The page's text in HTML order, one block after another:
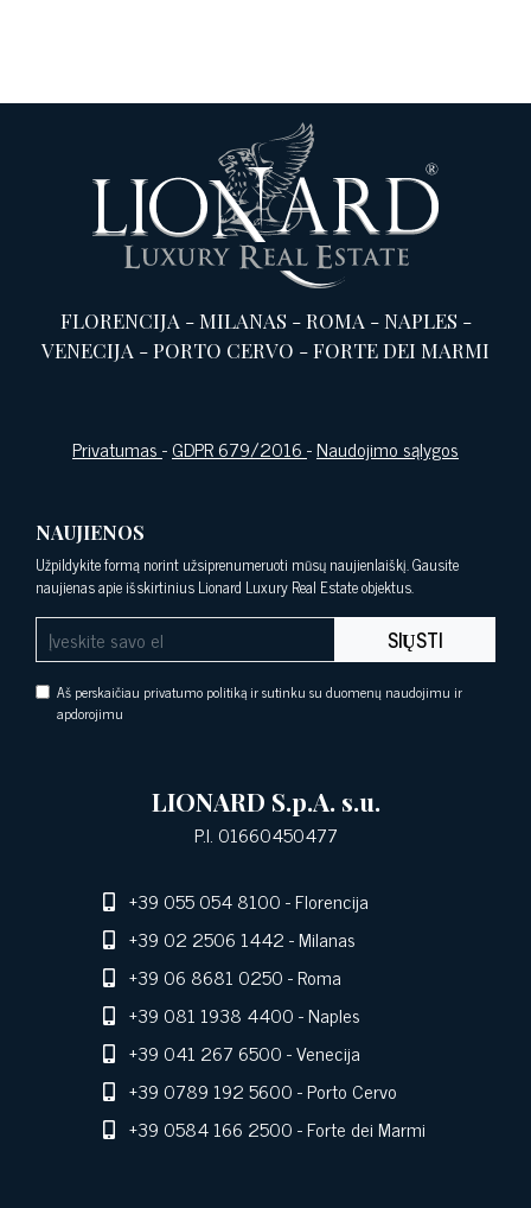
FLORENCIJA -MILANAS -ROMA -NAPLES -
VENECIJA -PORTO CERVO -FORTE DEI MARMI
Privatumas-GDPR 679/2016-Naudojimo sąlygos
NAUJIENOS
Užpildykite formą norint užsiprenumeruoti mūsų naujienlaiškį. Gausite
naujienas apie išskirtinius Lionard Luxury Real Estate objektus.
SIŲSTI
Aš perskaičiau privatumo politiką ir sutinku su duomenų naudojimu ir
apdorojimu
LIONARD S.p.A. s.u.
P.I. 01660450477
+39 055 054 8100- Florencija
+39 02 2506 1442- Milanas
+39 06 8681 0250- Roma
+39 081 1938 4400- Naples
+39 041 267 6500- Venecija
+39 0789 192 5600- Porto Cervo
+39 0584 166 2500- Forte dei Marmi